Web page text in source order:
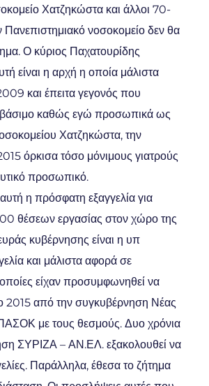
Χατζηκώστα και άλλοι 70-
Πανεπιστημιακό νοσοκομείο δεν θα
Ο κύριος Παχατουρίδης
είναι η αρχή η οποία μάλιστα
και έπειτα γεγονός που
καθώς εγώ προσωπικά ως
Χατζηκώστα, την
όρκισα τόσο μόνιμους γιατρούς
προσωπικό.
η πρόσφατη εξαγγελία για
θέσεων εργασίας στον χώρο της
κυβέρνησης είναι η υπ
και μάλιστα αφορά σε
είχαν προσυμφωνηθεί να
2015 από την συγκυβέρνηση Νέας
με τους θεσμούς. Δυο χρόνια
ΣΥΡΙΖΑ – ΑΝ.ΕΛ. εξακολουθεί να
Παράλληλα, έθεσα το ζήτημα